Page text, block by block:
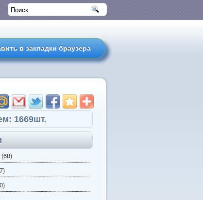
в закладки браузера
1669шт.
(68)